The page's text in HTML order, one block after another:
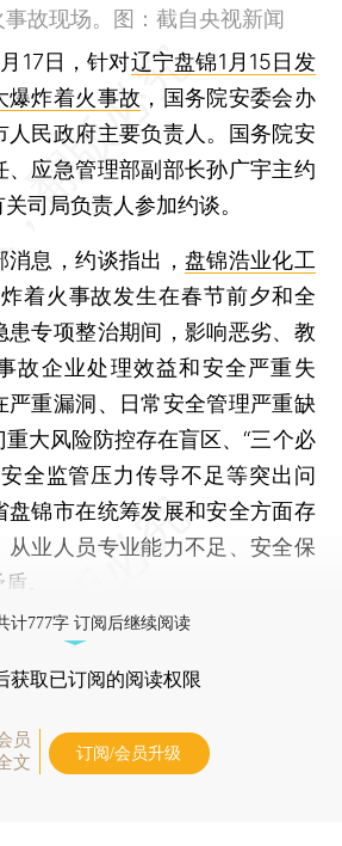
故现场。图：截自央视新闻
17日，针对辽宁盘锦1月15日发
爆炸着火事故 ，国务院安委会办
人民政府主要负责人。国务院安
、应急管理部副部长孙广宇主约
司局负责人参加约谈。
息，约谈指出， 盘锦浩业化工
炸着火事故发生在春节前夕和全
患专项整治期间，影响恶劣、教
故企业处理效益和安全严重失
严重漏洞、日常安全管理严重缺
大风险防控存在盲区、“三个必
全监管压力传导不足等突出问
盘锦市在统筹发展和安全方面存
从业人员专业能力不足、安全保
。
计777字 订阅后继续阅读
获取已订阅的阅读权限
员
文
订阅/会员升级